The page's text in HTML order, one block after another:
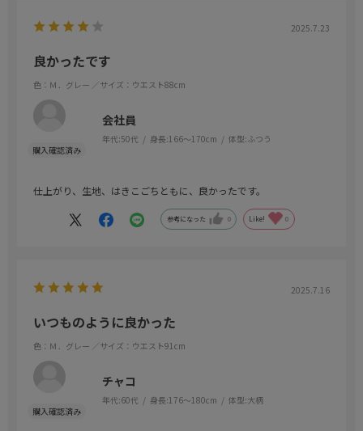
2025.7.23
良かったです
色：Ｍ．グレー ／サイズ：ウエスト88cm
会社員
年代:50代 身長:166～170cm 体型:ふつう
仕上がり、生地、はきこごちともに、良かったです。
参考になった 0 Like! 0
2025.7.16
いつものように良かった
色：Ｍ．グレー ／サイズ：ウエスト91cm
チャコ
年代:60代 身長:176～180cm 体型:大柄